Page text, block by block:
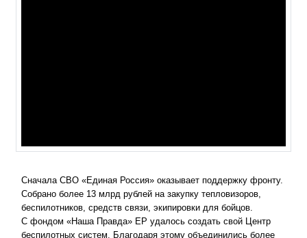
Сначала СВО «Единая Россия» оказывает поддержку фронту.
Собрано более 13 млрд рублей на закупку тепловизоров,
беспилотников, средств связи, экипировки для бойцов.
С фондом «Наша Правда» ЕР удалось создать свой Центр
беспилотных систем. Благодаря этому объединились более